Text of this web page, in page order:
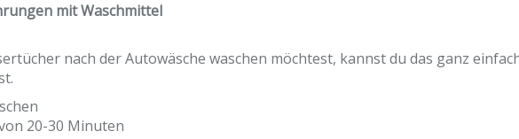
mit Waschmittel
nach der Autowäsche waschen möchtest, kannst du das ganz
20-30 Minuten